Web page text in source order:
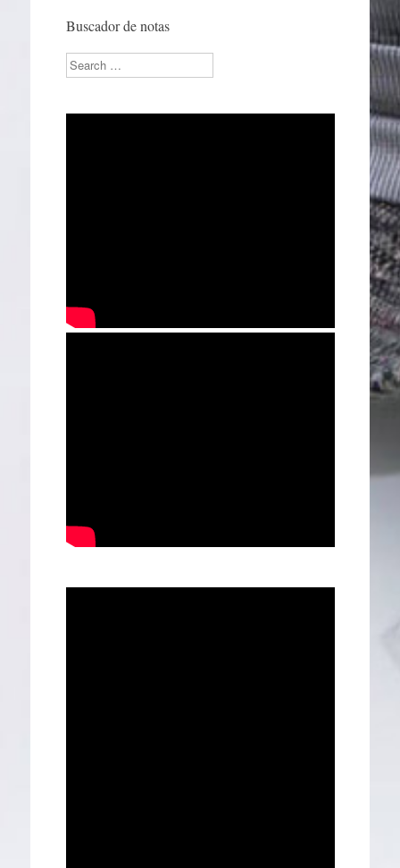
Buscador de notas
Search